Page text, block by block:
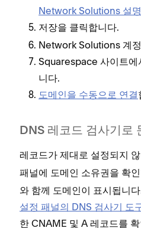
Network Solutions 설
저장을 클릭합니다.
Network Solutions 계
Squarespace 사이트에
니다.
도메인을 수동으로 연결
DNS 레코드 검사기로
레코드가 제대로 설정되지
패널에 도메인 소유권을 확
와 함께 도메인이 표시됩니
설정 패널의 DNS 검사기 도
한 CNAME 및 A 레코드를